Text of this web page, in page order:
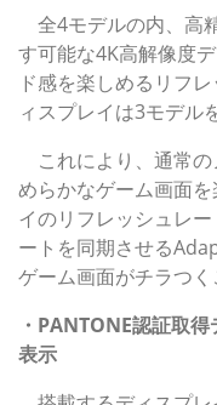
全4モデルの内、高
す可能な4K高解像度
ド感を楽しめるリフ
ィスプレイは3モデル
これにより、通常の
めらかなゲーム画面
イのリフレッシュレ
ートを同期させる
ゲーム画面がチラつく
・PANTONE認証取
表示